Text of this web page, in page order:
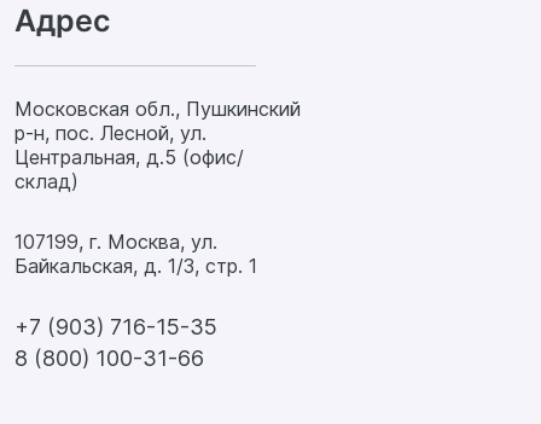
Адрес
Московская обл., Пушкинский
р-н, пос. Лесной, ул.
Центральная, д.5 (офис/
склад)
107199, г. Москва, ул.
Байкальская, д. 1/3, стр. 1
+7 (903) 716-15-35
8 (800) 100-31-66